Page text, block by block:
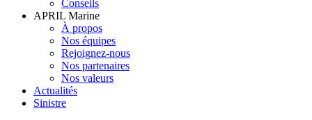
Conseils
APRIL Marine
À propos
Nos équipes
Rejoignez-nous
Nos partenaires
Nos valeurs
Actualités
Sinistre